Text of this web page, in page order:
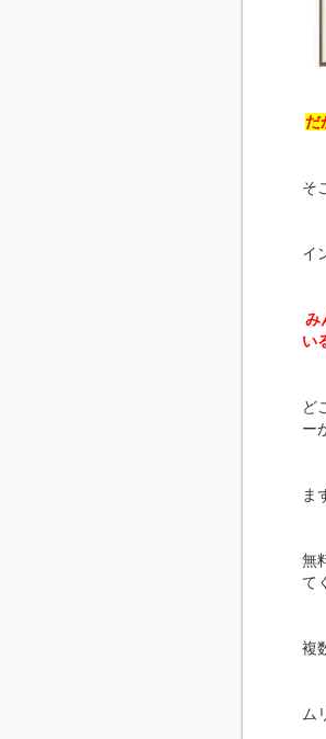
だ
そ
イ
み
い
ど
ー
ま
無
て
複
ム